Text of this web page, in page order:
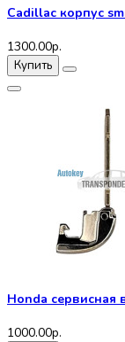
Cadillac корпус
1300.00р.
Купить
Honda сервисная
1000.00р.